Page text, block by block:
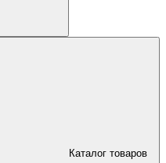
Каталог товаров